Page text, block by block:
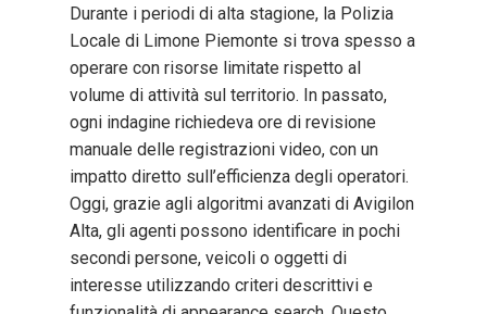
Durante i periodi di alta stagione, la Polizia
Locale di Limone Piemonte si trova spesso a
operare con risorse limitate rispetto al
volume di attività sul territorio. In passato,
ogni indagine richiedeva ore di revisione
manuale delle registrazioni video, con un
impatto diretto sull’efficienza degli operatori.
Oggi, grazie agli algoritmi avanzati di Avigilon
Alta, gli agenti possono identificare in pochi
secondi persone, veicoli o oggetti di
interesse utilizzando criteri descrittivi e